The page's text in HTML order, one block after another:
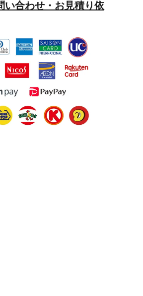
い合わせ・お見積り依